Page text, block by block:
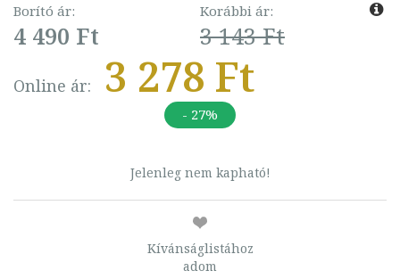
Borító ár:
4 490 Ft
Korábbi ár:
3 143 Ft
Online ár: 3 278 Ft
- 27%
Jelenleg nem kapható!
Kívánságlistához
adom